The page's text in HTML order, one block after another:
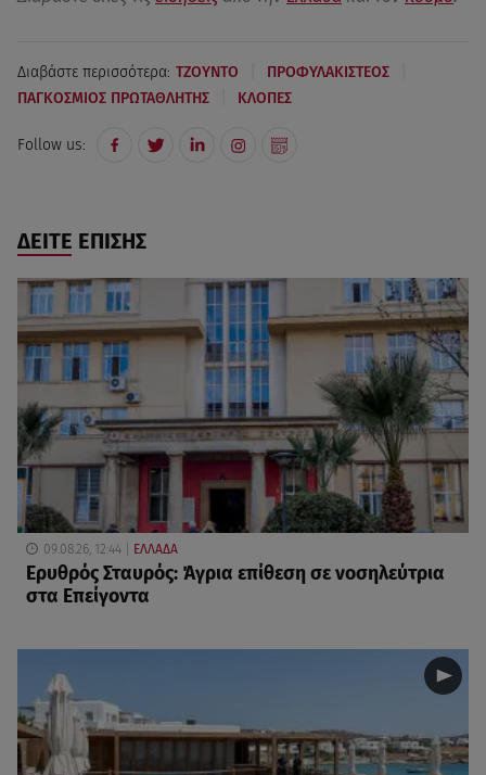
Διαβάστε περισσότερα: ΤΖΟΥΝΤΟ ΠΡΟΦΥΛΑΚΙΣΤΕΟΣ
ΠΑΓΚΟΣΜΙΟΣ ΠΡΩΤΑΘΛΗΤΗΣ ΚΛΟΠΕΣ
Follow us:
ΔΕΙΤΕ ΕΠΙΣΗΣ
09.08.26, 12:44 ΕΛΛΑΔΑ
Ερυθρός Σταυρός: Άγρια επίθεση σε νοσηλεύτρια
στα Επείγοντα